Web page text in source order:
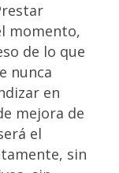
momento,
de lo que
nunca
en
mejora de
el
sin